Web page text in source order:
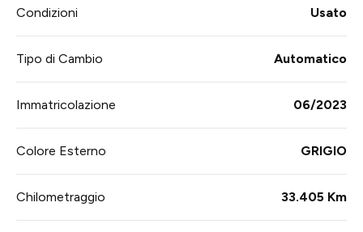
Condizioni Usato
Tipo di Cambio Automatico
Immatricolazione 06/2023
Colore Esterno GRIGIO
Chilometraggio 33.405 Km